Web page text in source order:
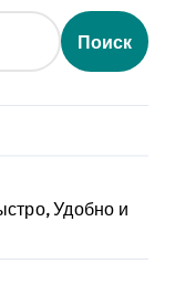
Поиск
Удобно и